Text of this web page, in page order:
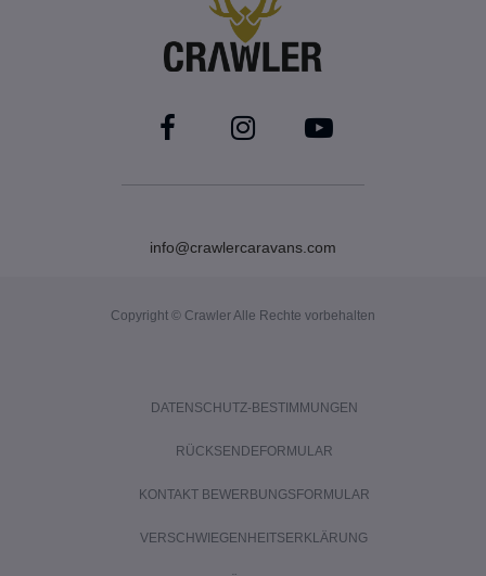
info@crawlercaravans.com
Copyright © Crawler Alle Rechte vorbehalten
DATENSCHUTZ-BESTIMMUNGEN
RÜCKSENDEFORMULAR
KONTAKT BEWERBUNGSFORMULAR
VERSCHWIEGENHEITSERKLÄRUNG